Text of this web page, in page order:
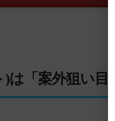
は「案外狙い目